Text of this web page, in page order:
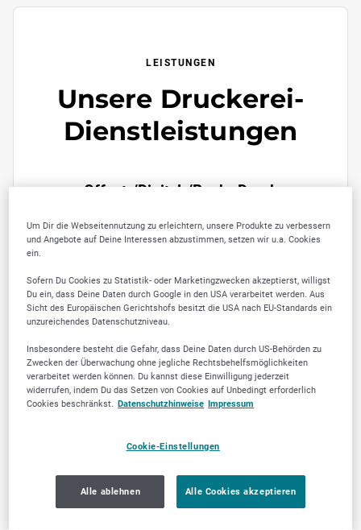
LEISTUNGEN
Unsere Druckerei-
Dienstleistungen
Offset-/Digital-/Buch- Druck
Offset-Druck für professionelle und größere
Auflagen Digitaldruck für kleinere,
nostalgische und haptische Erlebnisse
Service und Beratung
Sie haben bestimmte Vorstellungen und
Fragen zu unseren Portfolio? Dann
kontaktieren Sie uns. Wir finden ein Lösung.
Laserstanzung und Gravur
Präzise Laserstanzung und Gravur für
individuelle Designs
Um Dir die Webseitennutzung zu erleichtern, unsere Produkte zu verbessern
und Angebote auf Deine Interessen abzustimmen, setzen wir u.a. Cookies
ein.
Sofern Du Cookies zu Statistik- oder Marketingzwecken akzeptierst, willigst
Du ein, dass Deine Daten durch Google in den USA verarbeitet werden. Aus
Sicht des Europäischen Gerichtshofs besitzt die USA nach EU-Standards ein
unzureichendes Datenschutzniveau.
Insbesondere besteht die Gefahr, dass Deine Daten durch US-Behörden zu
Zwecken der Überwachung ohne jegliche Rechtsbehelfsmöglichkeiten
verarbeitet werden können. Du kannst diese Einwilligung jederzeit
widerrufen, indem Du das Setzen von Cookies auf Unbedingt erforderlich
Cookies beschränkst. Datenschutzhinweise Impressum
Cookie-Einstellungen
Alle ablehnen Alle Cookies akzeptieren